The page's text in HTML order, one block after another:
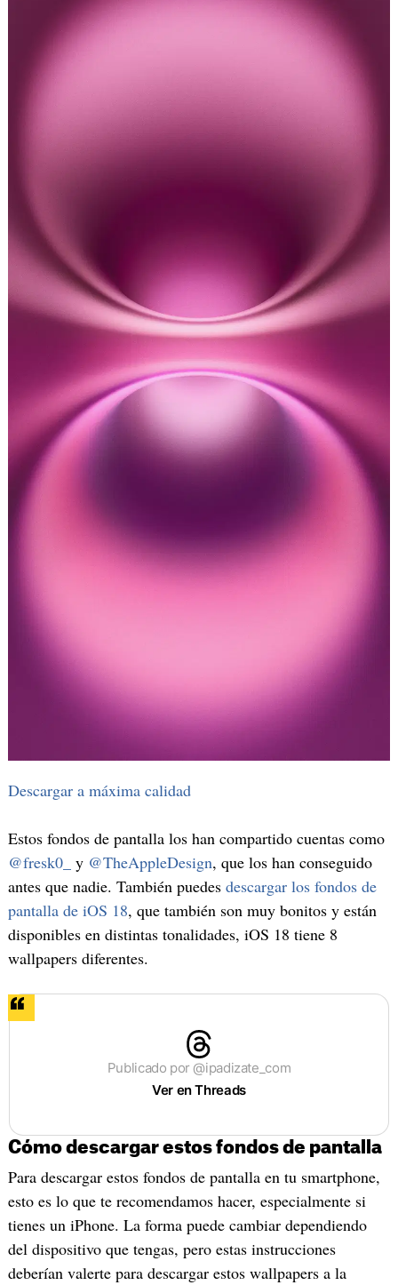
Descargar a máxima calidad
Estos fondos de pantalla los han compartido cuentas como
@fresk0_ y @TheAppleDesign, que los han conseguido
antes que nadie. También puedes descargar los fondos de
pantalla de iOS 18, que también son muy bonitos y están
disponibles en distintas tonalidades, iOS 18 tiene 8
wallpapers diferentes.
Publicado por @ipadizate_com
Ver en Threads
Cómo descargar estos fondos de pantalla
Para descargar estos fondos de pantalla en tu smartphone,
esto es lo que te recomendamos hacer, especialmente si
tienes un iPhone. La forma puede cambiar dependiendo
del dispositivo que tengas, pero estas instrucciones
deberían valerte para descargar estos wallpapers a la